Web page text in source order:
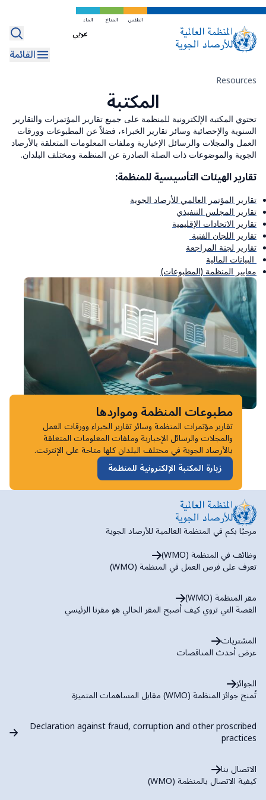
تخطي
المحتوى
الرئيسي
الطقس المناخ الماء
Select
your
القائمة
WMO Bulletin
MeteoWorld
المكتبة
Linguistic Resources
مسار
Resources
المكتبة
تحتوي المكتبة الإلكترونية للمنظمة على جميع تقارير المؤتمرات والتقارير
السنوية والإحصائية وسائر تقارير الخبراء، فضلاً عن المطبوعات وورقات
العمل والمجلات والرسائل الإخبارية وملفات المعلومات المتعلقة بالأرصاد
الجوية والموضوعات ذات الصلة الصادرة عن المنظمة ومختلف البلدان.
تقارير الهيئات التأسيسية للمنظمة:
تقارير المؤتمر العالمي للأرصاد الجوية
تقارير المجلس التنفيذي
تقارير الاتحادات الإقليمية
تقارير اللجان الفنية
تقارير لجنة المراجعة
البيانات المالية
معايير المنظمة (المطبوعات)
مطبوعات المنظمة ومواردها
تقارير مؤتمرات المنظمة وسائر تقارير الخبراء وورقات العمل
والمجلات والرسائل الإخبارية وملفات المعلومات المتعلقة
بالأرصاد الجوية في مختلف البلدان كلها متاحة على الإنترنت.
زيارة المكتبة الإلكترونية للمنظمة
مرحبًا بكم في المنظمة العالمية للأرصاد الجوية
وظائف في المنظمة (WMO)
تعرف على فرص العمل في المنظمة (WMO)
مقر المنظمة (WMO)
القصة التي تروي كيف أصبح المقر الحالي هو مقرنا الرئيسي
المشتريات
عرض أحدث المناقصات
الجوائز
تُمنح جوائز المنظمة (WMO) مقابل المساهمات المتميزة
Declaration against fraud, corruption and other proscribed
practices
الاتصال بنا
كيفية الاتصال بالمنظمة (WMO)